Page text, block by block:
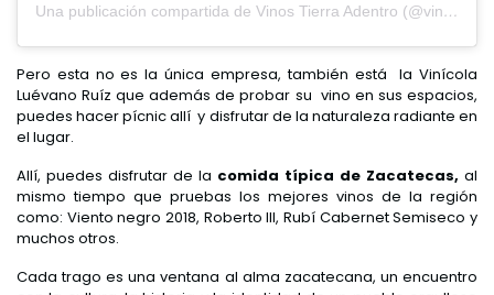
Una publicación compartida de Vinos Tierra Adentro (@vinostierraadentro)
Pero esta no es la única empresa, también está la Vinícola
Luévano Ruíz que además de probar su vino en sus espacios,
puedes hacer pícnic allí y disfrutar de la naturaleza radiante en
el lugar.
Allí, puedes disfrutar de la comida típica de Zacatecas, al
mismo tiempo que pruebas los mejores vinos de la región
como: Viento negro 2018, Roberto III, Rubí Cabernet Semiseco y
muchos otros.
Cada trago es una ventana al alma zacatecana, un encuentro